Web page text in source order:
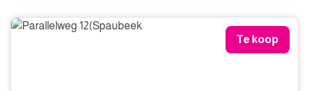
Te koop